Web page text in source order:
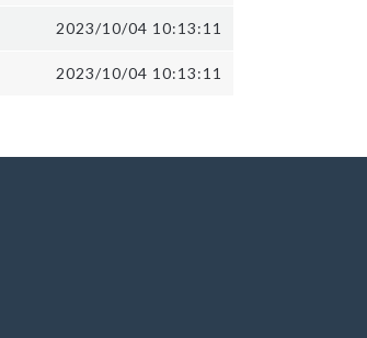
2023/10/04 10:13:11
2023/10/04 10:13:11